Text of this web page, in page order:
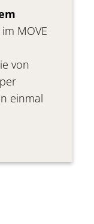
im MOVE
von
einmal